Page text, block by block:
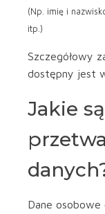
(Np. imię i
itp.)
Szczegółowy
dostępny jest
Jakie
Dane